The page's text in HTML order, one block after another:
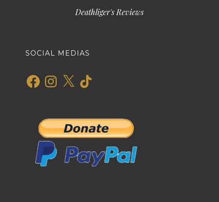
Deathliger's Reviews
SOCIAL MEDIAS
FacebookInstagram
X TikTok